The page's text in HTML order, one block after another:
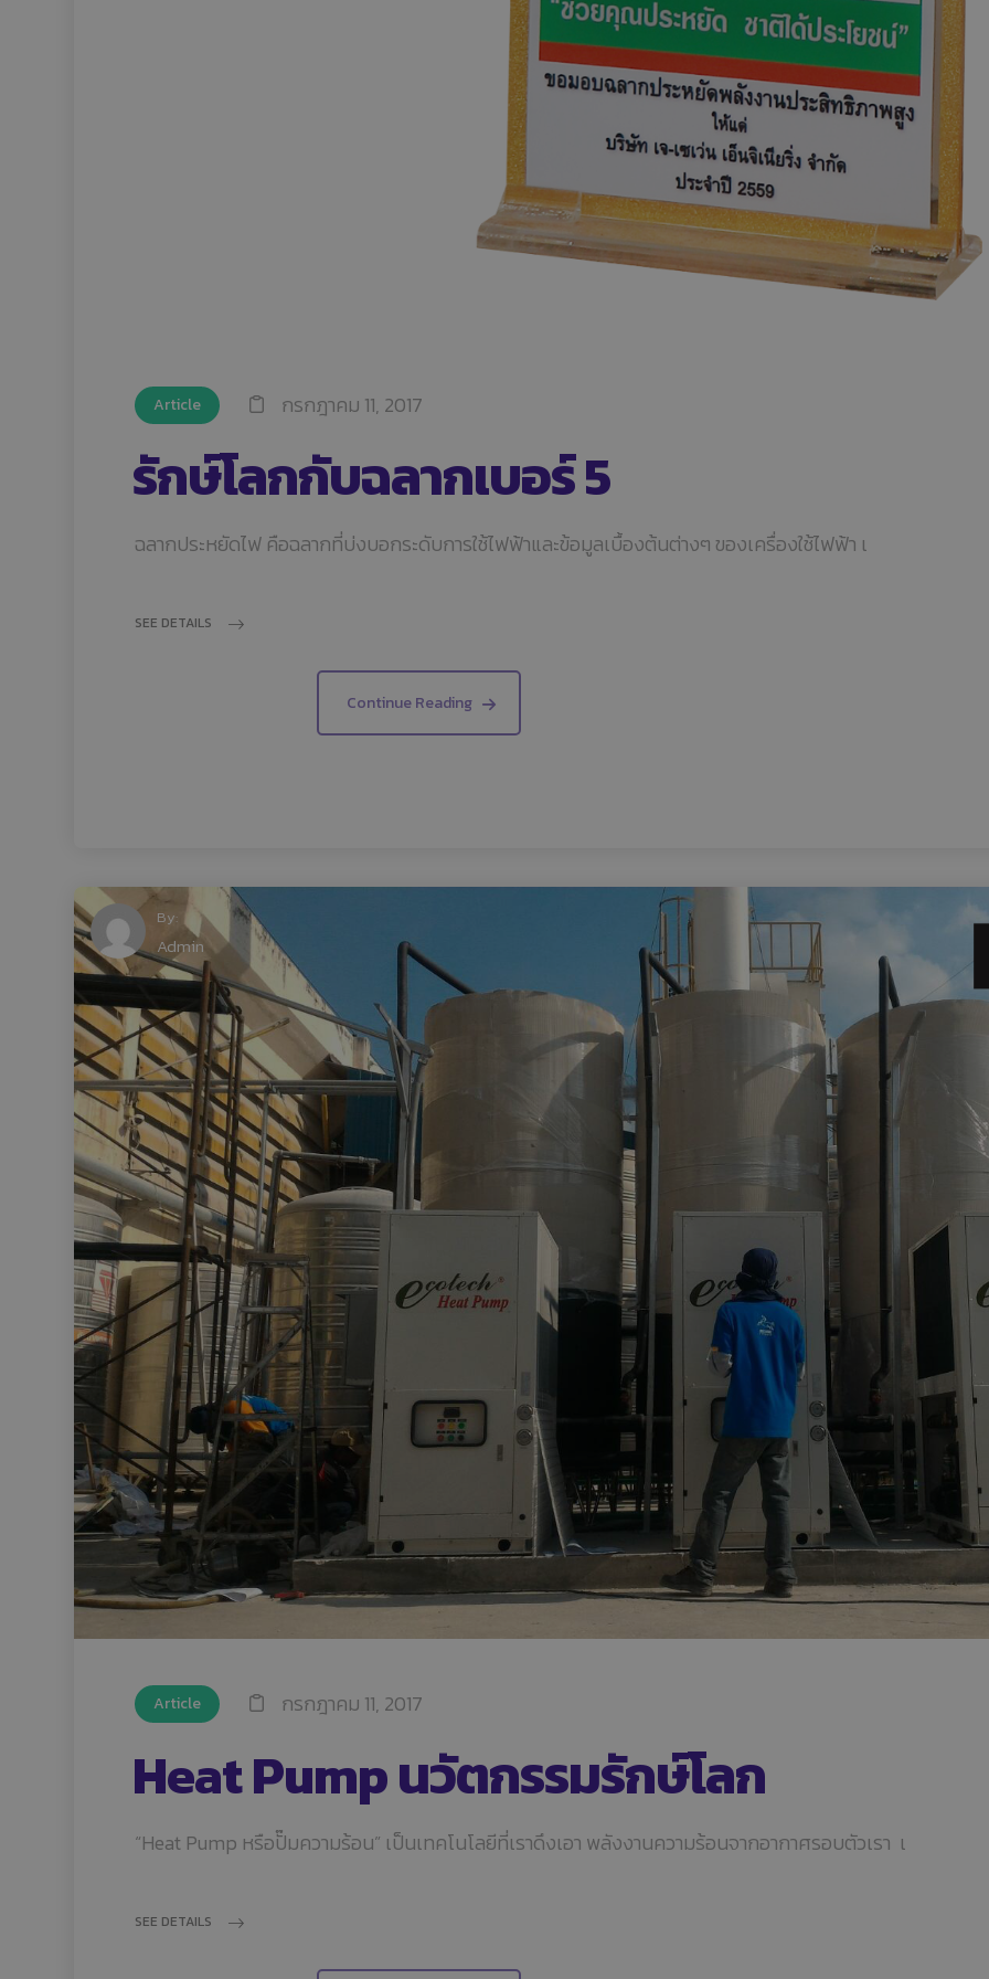
Article กรกฎาคม 11, 2017
รักษ์โลกกับฉลากเบอร์ 5
ฉลากประหยัดไฟ คือฉลากที่บ่งบอกระดับการใช้ไฟฟ้าและข้อมูลเบื้องต้นต่างๆ ของเครื่องใช้ไฟฟ้า เ
SEE DETAILS
Continue Reading
By:
Admin
Article กรกฎาคม 11, 2017
Heat Pump นวัตกรรมรักษ์โลก
“Heat Pump หรือปั๊มความร้อน” เป็นเทคโนโลยีที่เราดึงเอา พลังงานความร้อนจากอากาศรอบตัวเรา เ
SEE DETAILS